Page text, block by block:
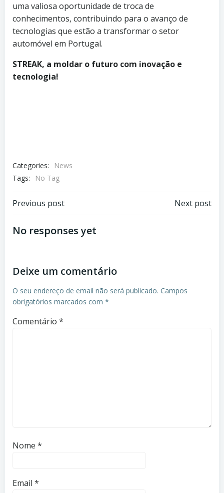
uma valiosa oportunidade de troca de
conhecimentos, contribuindo para o avanço de
tecnologias que estão a transformar o setor
automóvel em Portugal.
STREAK, a moldar o futuro com inovação e
tecnologia!
Categories:
News
Tags:
No Tag
Post
navigation
Previous post Next post
No responses yet
Deixe um comentário
O seu endereço de email não será publicado. Campos
obrigatórios marcados com *
Comentário *
Nome *
Email *